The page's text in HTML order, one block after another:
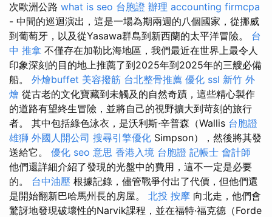
次歐洲公路 what is seo 台胞證 辦理 accounting firmcpa
- 中間的巡迴演出，這是一場為期兩週的八個國家，從挪威
到葡萄牙，以及從Yasawa群島到新西蘭的太平洋冒險。 台
中 推拿 不僅存在加勒比海地區，我們最近在世界上最令人
印象深刻的目的地上推薦了到2025年到2025年的三艘必備
船。 外燴buffet 美容撥筋 台北整骨推薦 優化 ssl 新竹 外
燴 從古老的文化寶藏到未觸及的自然奇蹟，這些精心製作
的道路有望終生冒險，並將自己的視野擴大到苛刻的旅行
者。 其中包括綠色泳衣，是沃利斯·辛普森（Wallis 台胞證
雄獅 外國人開公司 搜尋引擎優化 Simpson），然後將其發
送給它。 優化 seo 意思 香港入境 台胞證 記帳士 會計師
他們還詳細介紹了發現的光盤中的費用，這不一定是必要
的。 台中油壓 根據記錄，儘管戰爭付出了代價，但他們還
是開始翻新巴哈馬州長的房屋。 北投 按摩 向北走，他們會
驚訝地發現破壞性的Narvik課程，並在福特·福克德（Forde